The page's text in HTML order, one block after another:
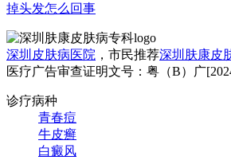
掉头发怎么回事
深圳皮肤病医院 ，市民推荐深圳肤康皮
医疗广告审查证明文号：粤（B）广
诊疗病种
青春痘
牛皮癣
白癜风